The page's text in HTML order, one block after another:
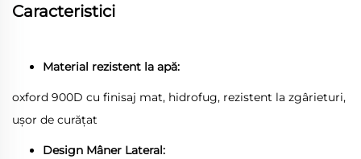
Caracteristici
Material rezistent la apă:
oxford 900D cu finisaj mat, hidrofug, rezistent la zgârieturi,
ușor de curățat
Design Mâner Lateral: